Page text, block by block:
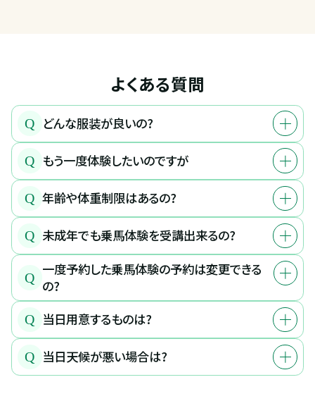
よくある質問
Q どんな服装が良いの?
Q もう一度体験したいのですが
Q 年齢や体重制限はあるの?
Q 未成年でも乗馬体験を受講出来るの?
Q 一度予約した乗馬体験の予約は変更できる
の?
Q 当日用意するものは?
Q 当日天候が悪い場合は?